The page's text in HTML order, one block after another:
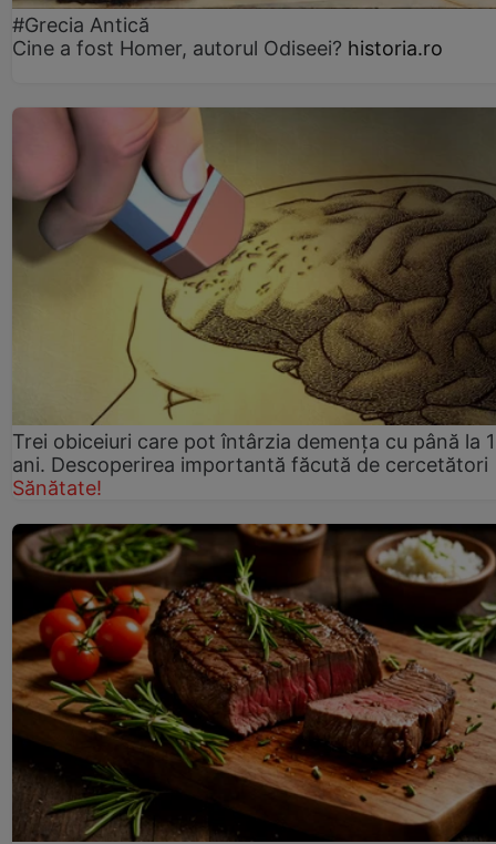
#Grecia Antică
Cine a fost Homer, autorul Odiseei? historia.ro
Trei obiceiuri care pot întârzia demența cu până la
ani. Descoperirea importantă făcută de cercetători
Sănătate!